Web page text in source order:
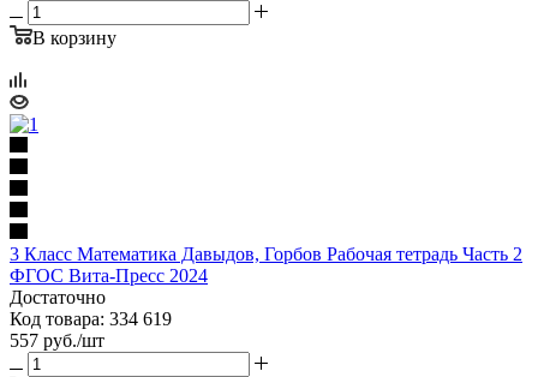
В корзину
3 Класс Математика Давыдов, Горбов Рабочая тетрадь Часть 2
ФГОС Вита-Пресс 2024
Достаточно
Код товара: 334 619
557 руб./шт